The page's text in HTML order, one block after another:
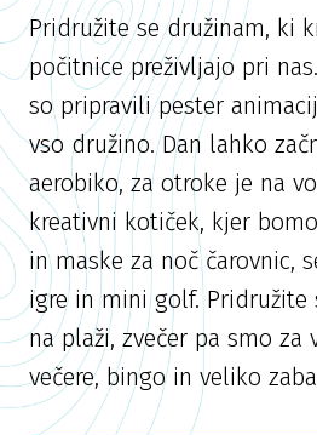
Pridružite se družinam, ki
počitnice preživljajo pri
so pripravili pester
vso družino. Dan lahko
aerobiko, za otroke je na
kreativni kotiček, kjer
in maske za noč čarovnic,
igre in mini golf. Pridružite
na plaži, zvečer pa smo za
večere, bingo in veliko